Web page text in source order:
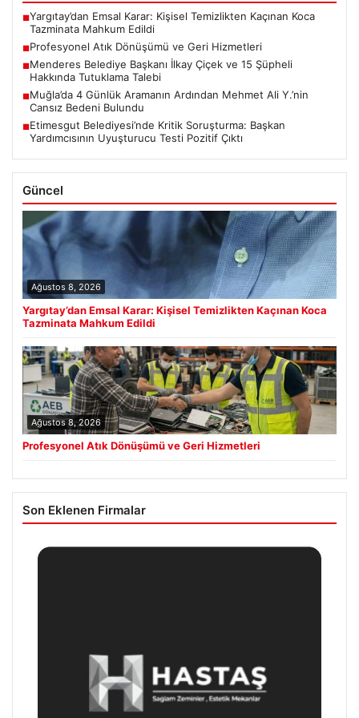
■Yargıtay’dan Emsal Karar: Kişisel Temizlikten Kaçınan Koca
Tazminata Mahkum Edildi
■Profesyonel Atık Dönüşümü ve Geri Hizmetleri
■Menderes Belediye Başkanı İlkay Çiçek ve 15 Şüpheli
Hakkında Tutuklama Talebi
■Muğla’da 4 Günlük Aramanın Ardından Mehmet Ali Y.’nin
Cansız Bedeni Bulundu
■Etimesgut Belediyesi’nde Kritik Soruşturma: Başkan
Yardımcısının Uyuşturucu Testi Pozitif Çıktı
Güncel
Ağustos 8, 2026
Yargıtay’dan Emsal Karar: Kişisel Temizlikten Kaçınan Koca
Tazminata Mahkum Edildi
Ağustos 8, 2026
Profesyonel Atık Dönüşümü ve Geri Hizmetleri
Son Eklenen Firmalar